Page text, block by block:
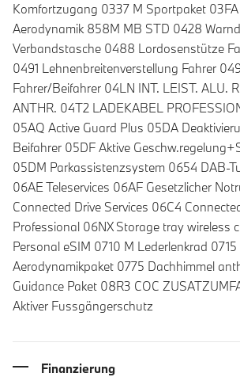
Komfortzugang 0337 M Sportpaket
Aerodynamik 858M MB STD 0428
Verbandstasche 0488 Lordosenstütze
0491 Lehnenbreitenverstellung Fahrer
Fahrer/Beifahrer 04LN INT. LEIST. ALU.
ANTHR. 04T2 LADEKABEL
05AQ Active Guard Plus 05DA
Beifahrer 05DF Aktive
05DM Parkassistenzsystem 0654 DAB-
06AE Teleservices 06AF Gesetzlicher
Connected Drive Services 06C4
Professional 06NX Storage tray wireless
Personal eSIM 0710 M Lederlenkrad 0715
Aerodynamikpaket 0775 Dachhimmel
Guidance Paket 08R3 COC
Aktiver Fussgängerschutz
Finanzierung